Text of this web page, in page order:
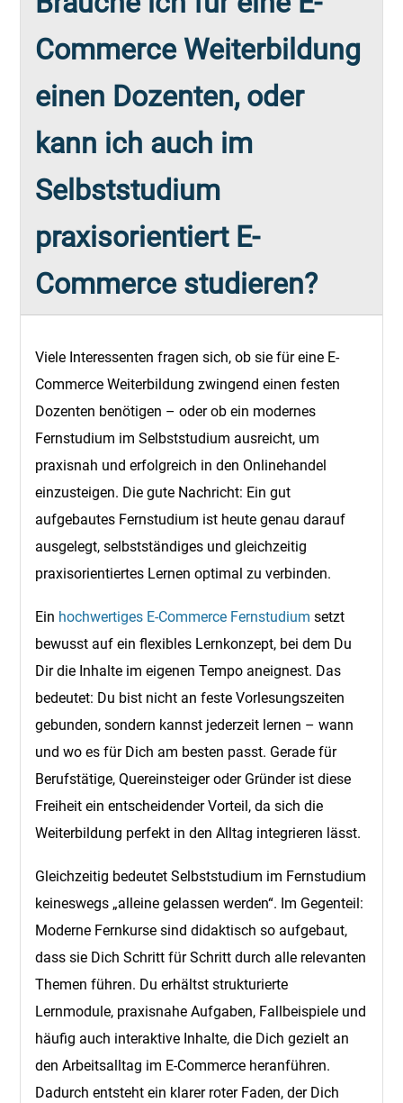
Commerce Weiterbildung
einen Dozenten, oder
kann ich auch im
Selbststudium
praxisorientiert E-
Commerce studieren?
Viele Interessenten fragen sich, ob sie für eine E-
Commerce Weiterbildung zwingend einen festen
Dozenten benötigen – oder ob ein modernes
Fernstudium im Selbststudium ausreicht, um
praxisnah und erfolgreich in den Onlinehandel
einzusteigen. Die gute Nachricht: Ein gut
aufgebautes Fernstudium ist heute genau darauf
ausgelegt, selbstständiges und gleichzeitig
praxisorientiertes Lernen optimal zu verbinden.
Ein hochwertiges E-Commerce Fernstudium setzt
bewusst auf ein flexibles Lernkonzept, bei dem Du
Dir die Inhalte im eigenen Tempo aneignest. Das
bedeutet: Du bist nicht an feste Vorlesungszeiten
gebunden, sondern kannst jederzeit lernen – wann
und wo es für Dich am besten passt. Gerade für
Berufstätige, Quereinsteiger oder Gründer ist diese
Freiheit ein entscheidender Vorteil, da sich die
Weiterbildung perfekt in den Alltag integrieren lässt.
Gleichzeitig bedeutet Selbststudium im Fernstudium
keineswegs „alleine gelassen werden“. Im Gegenteil:
Moderne Fernkurse sind didaktisch so aufgebaut,
dass sie Dich Schritt für Schritt durch alle relevanten
Themen führen. Du erhältst strukturierte
Lernmodule, praxisnahe Aufgaben, Fallbeispiele und
häufig auch interaktive Inhalte, die Dich gezielt an
den Arbeitsalltag im E-Commerce heranführen.
Dadurch entsteht ein klarer roter Faden, der Dich